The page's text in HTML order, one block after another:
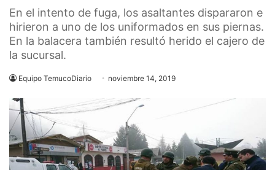
En el intento de fuga, los asaltantes dispararon e
hirieron a uno de los uniformados en sus piernas.
En la balacera también resultó herido el cajero de
la sucursal.
Equipo TemucoDiario noviembre 14, 2019